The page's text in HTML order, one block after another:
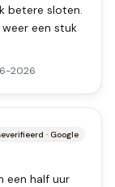
betere sloten.
een stuk
2026
· Google
een half uur